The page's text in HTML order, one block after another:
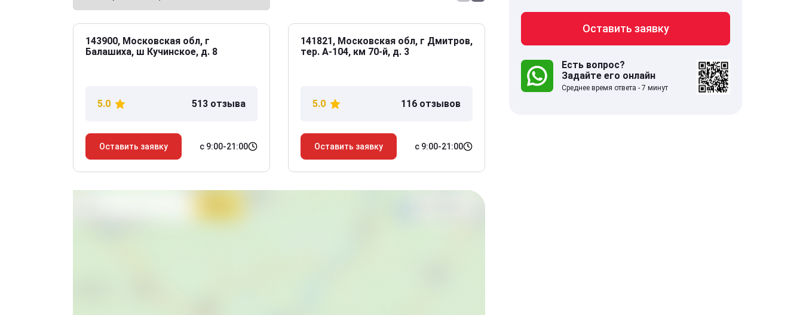
143900, Московская обл, г
Балашиха, ш Кучинское, д. 8
5.0 513 отзыва
Оставить заявку с 9:00-21:00
141821, Московская обл, г Дмитров,
тер. А-104, км 70-й, д. 3
5.0 116 отзывов
Оставить заявку с 9:00-21:00
141707, Московская обл,
дом 5
Оставить заявку
Есть вопрос?
Задайте его онлайн
Среднее время ответа - 7 минут